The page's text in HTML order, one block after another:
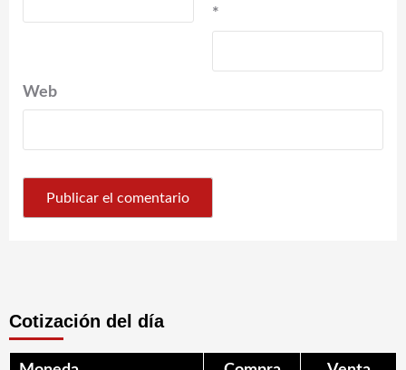
*
Web
Cotización del día